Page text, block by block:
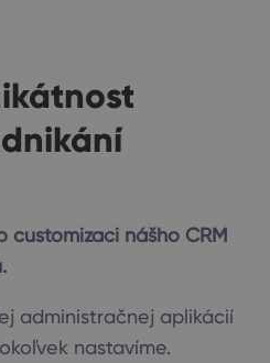
customizaci nášho CRM
administračnej aplikácií
nastavíme.